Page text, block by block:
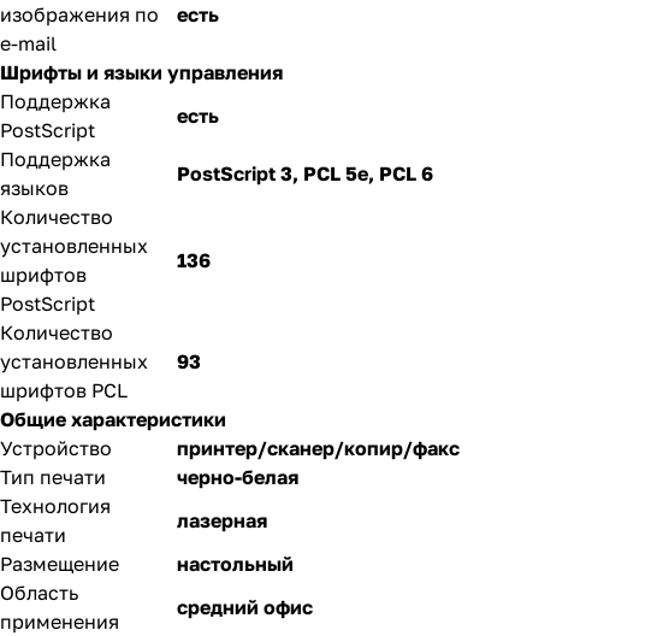
изображения по
e-mail
есть
Шрифты и языки управления
Поддержка
PostScript
есть
Поддержка
языков
PostScript 3, PCL 5e, PCL 6
Количество
установленных
шрифтов
PostScript
136
Количество
установленных
шрифтов PCL
93
Общие характеристики
Устройство
принтер/сканер/копир/факс
Тип печати
черно-белая
Технология
печати
лазерная
Размещение
настольный
Область
применения
средний офис